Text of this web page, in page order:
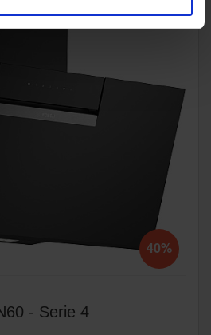
40%
- Serie 4